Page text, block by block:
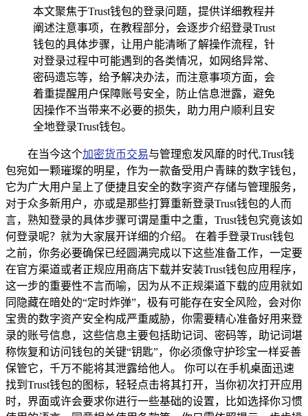
本文聚焦于Trust钱包的登录问题，提供详细教程并
阐述注意事项，在教程部分，会逐步介绍登录Trust
钱包的具体步骤，让用户能清晰了解操作流程，针
对登录过程中可能遇到的各类情况，如网络异常、
密码遗忘等，给予解决办法，而注意事项方面，会
着重提醒用户保障账号安全，防止信息泄露，避免
因操作不当带来不必要的损失，助力用户顺利且安
全地登录Trust钱包。
在当今这个加密货币交易与管理愈发风靡的时代,Trust钱
包宛如一颗璀璨的明星，作为一款备受用户青睐的数字钱包，
它为广大用户呈上了便捷且安全的数字资产存储与管理服务，
对于众多新用户，亦或是那些打算重新登录Trust钱包的人而
言，熟知登录的具体步骤可谓是重中之重，Trust钱包究竟该如
何登录呢？就为大家展开详细的介绍。 在着手登录Trust钱包
之前，你务必要确保已经圆满完成以下这些准备工作，一定要
在官方渠道或者正规应用商店下载并安装Trust钱包应用程序，
这一步的重要性不言而喻，因为从不正规渠道下载的应用就如
同隐藏在暗处的“定时炸弹”，极有可能存在安全风险，会对你
宝贵的数字资产安全构成严重威胁，你需要精心准备好用来登
录的账号信息，这些信息主要包括助记词、密码等，助记词堪
称恢复和访问钱包的关键“钥匙”，你必须像守护珍宝一样妥善
保管它，千万不能将其泄露给他人。 你可以在手机桌面迅速
找到Trust钱包的图标，轻轻点击将其打开，当你初次打开应用
时，界面或许会要求你进行一些基础的设置，比如选择你习惯